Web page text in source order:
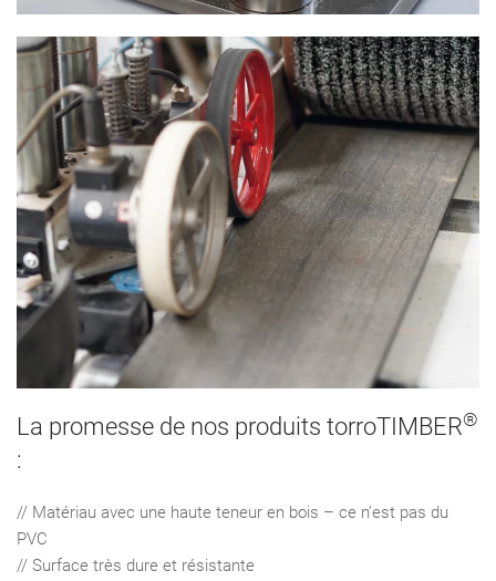
La promesse de nos produits torroTIMBER®
:
// Matériau avec une haute teneur en bois – ce n’est pas du
PVC
// Surface très dure et résistante